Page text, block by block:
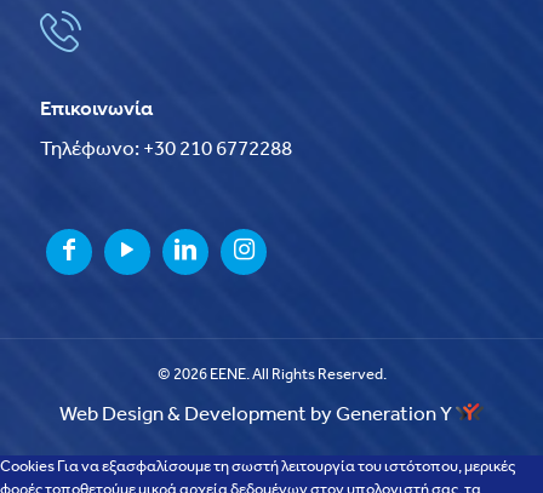
Επικοινωνία
Τηλέφωνο: +30 210 6772288
© 2026 EENE. All Rights Reserved.
Web Design & Development by Generation Y
Cookies Για να εξασφαλίσουμε τη σωστή λειτουργία του ιστότοπου, μερικές